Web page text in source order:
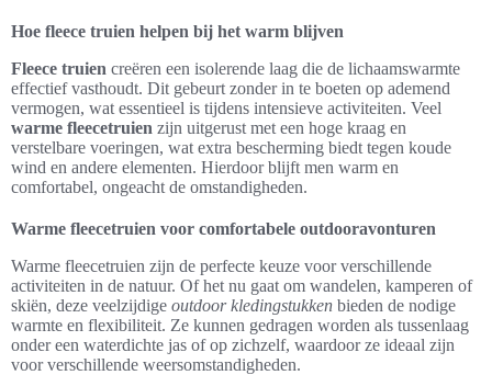
Hoe fleece truien helpen bij het warm blijven
Fleece truien creëren een isolerende laag die de lichaamswarmte
effectief vasthoudt. Dit gebeurt zonder in te boeten op ademend
vermogen, wat essentieel is tijdens intensieve activiteiten. Veel
warme fleecetruien zijn uitgerust met een hoge kraag en
verstelbare voeringen, wat extra bescherming biedt tegen koude
wind en andere elementen. Hierdoor blijft men warm en
comfortabel, ongeacht de omstandigheden.
Warme fleecetruien voor comfortabele outdooravonturen
Warme fleecetruien zijn de perfecte keuze voor verschillende
activiteiten in de natuur. Of het nu gaat om wandelen, kamperen of
skiën, deze veelzijdige outdoor kledingstukken bieden de nodige
warmte en flexibiliteit. Ze kunnen gedragen worden als tussenlaag
onder een waterdichte jas of op zichzelf, waardoor ze ideaal zijn
voor verschillende weersomstandigheden.